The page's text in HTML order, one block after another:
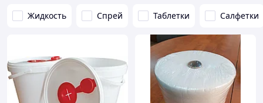
Жидкость Спрей Таблетки Салфетки